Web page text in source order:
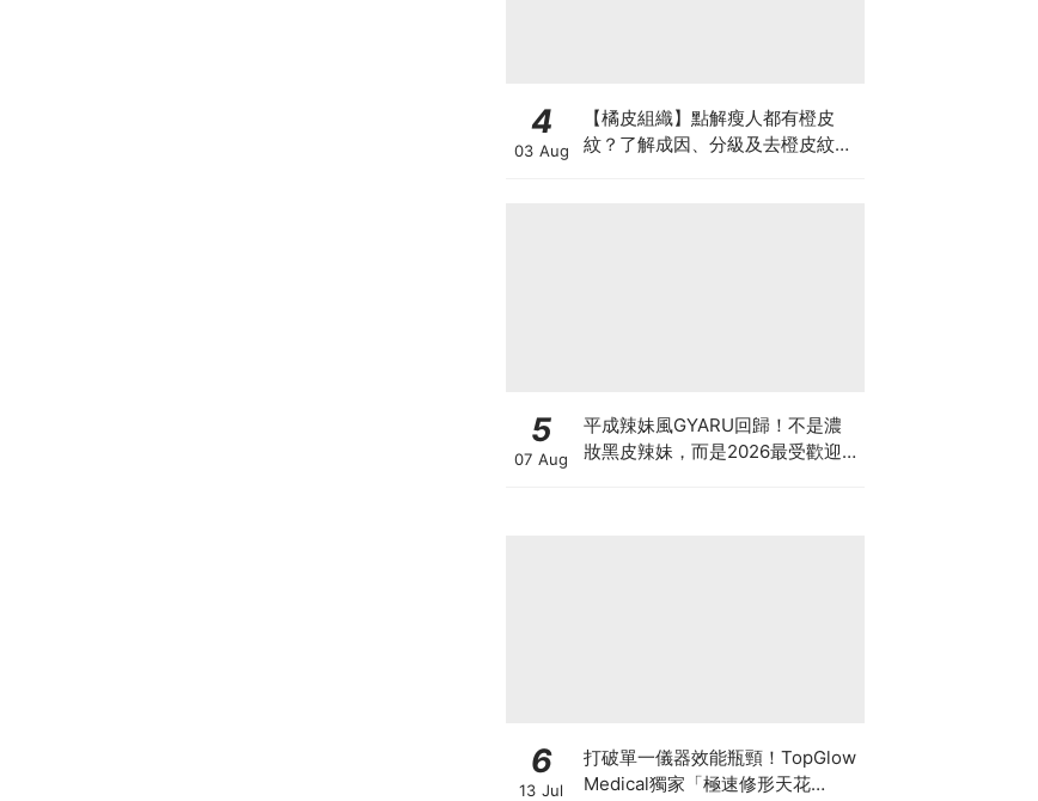
4
03 Aug
【橘皮組織】點解瘦人都有橙皮
紋？了解成因、分級及去橙皮紋改
5
07 Aug
平成辣妹風GYARU回歸！不是濃
妝黑皮辣妹，而是2026最受歡迎
6
13 Jul
打破單一儀器效能瓶頸！TopGlow
Medical獨家「極速修形天花